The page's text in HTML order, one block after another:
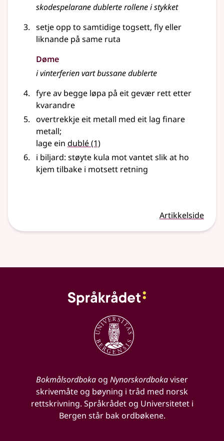
skodespelarane dublerte rollene i stykket
setje opp to samtidige togsett, flyeller
liknande på same ruta
Døme
i vinterferien vart bussane dublerte
fyre av begge løpa på eit gevær rett etter
kvarandre
overtrekkje eit metall med eit lag finare
metall;
lage ein dublé(1)
i biljard: støyte kula mot vantet slik at ho
kjem tilbake i motsett retning
Artikkelside
Bokmålsordbokaog Nynorskordbokaviser
skrivemåte og bøyning i tråd med norsk
rettskrivning. Språkrådet og Universitetet i
Bergen står bak ordbøkene.